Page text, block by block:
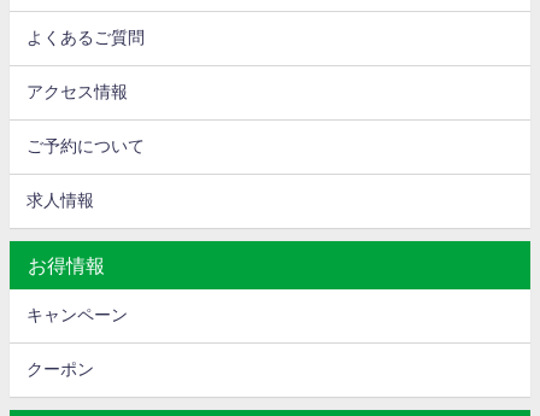
よくあるご質問
アクセス情報
ご予約について
求人情報
お得情報
キャンペーン
クーポン